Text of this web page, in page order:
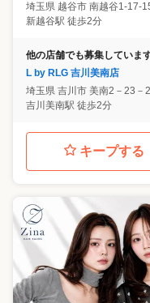
埼玉県 越谷市 南越谷1-17-
新越谷駅 徒歩2分
他の店舗でも募集していま
L by RLG 吉川美南店
埼玉県 吉川市 美南2－23－
吉川美南駅 徒歩2分
キープする